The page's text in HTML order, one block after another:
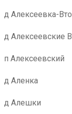
д Алексеевка-
д Алексеевские
п Алексеевский
д Аленка
д Алешки